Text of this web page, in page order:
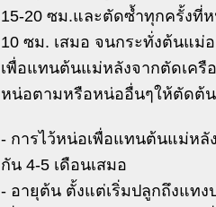
15-20 ซม.และตัดซ้ำทุกครั้งที่
10 ซม. เสมอ จนกระทั่งต้นแม่
เพื่อแทนต้นแม่หลังจากตัดเค
หน่อตามหรือหน่ออื่นๆให้ตัดต้
- การไว้หน่อเพื่อแทนต้นแม่ห
กัน 4-5 เดือนเสมอ
- อายุต้น ตั้งแต่เริ่มปลูกถึงแทง